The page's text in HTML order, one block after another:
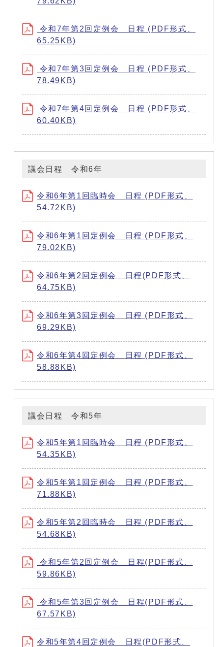
令和7年第2回定例会 日程 (PDF形式、
65.25KB)
令和7年第3回定例会 日程 (PDF形式、
78.49KB)
令和7年第4回定例会 日程 (PDF形式、
60.40KB)
議会日程 令和6年
令和6年第1回臨時会 日程 (PDF形式、
54.72KB)
令和6年第1回定例会 日程 (PDF形式、
79.02KB)
令和6年第2回定例会 日程(PDF形式、
64.75KB)
令和6年第3回定例会 日程 (PDF形式、
69.29KB)
令和6年第4回定例会 日程 (PDF形式、
58.88KB)
議会日程 令和5年
令和5年第1回臨時会 日程 (PDF形式、
54.35KB)
令和5年第1回定例会 日程 (PDF形式、
71.88KB)
令和5年第2回臨時会 日程 (PDF形式、
54.68KB)
令和5年第2回定例会 日程(PDF形式、
59.86KB)
令和5年第3回定例会 日程(PDF形式、
67.57KB)
令和5年第4回定例会 日程(PDF形式、